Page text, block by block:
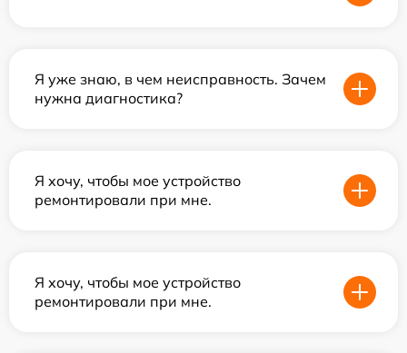
Я уже знаю, в чем неисправность. Зачем
нужна диагностика?
Я хочу, чтобы мое устройство
ремонтировали при мне.
Я хочу, чтобы мое устройство
ремонтировали при мне.